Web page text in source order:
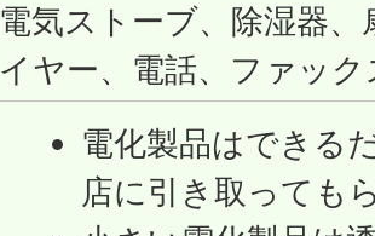
電気ストーブ、除湿器
イヤー、電話、ファッ
電化製品はできる
店に引き取っても